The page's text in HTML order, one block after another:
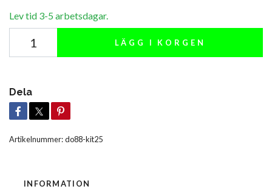
Lev tid 3-5 arbetsdagar.
LÄGG I KORGEN
Dela
Artikelnummer:do88-kit25
INFORMATION